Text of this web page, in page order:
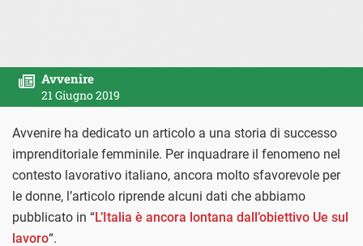
Avvenire
21 Giugno 2019
Avvenire ha dedicato un articolo a una storia di successo
imprenditoriale femminile. Per inquadrare il fenomeno nel
contesto lavorativo italiano, ancora molto sfavorevole per
le donne, l’articolo riprende alcuni dati che abbiamo
pubblicato in “L’Italia è ancora lontana dall’obiettivo Ue sul
lavoro“.